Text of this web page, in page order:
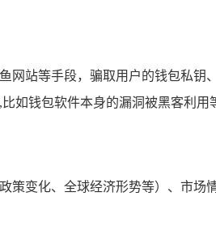
网站等手段，骗取用户的钱包私钥
如钱包软件本身的漏洞被黑客利用
策变化、全球经济形势等）、市场